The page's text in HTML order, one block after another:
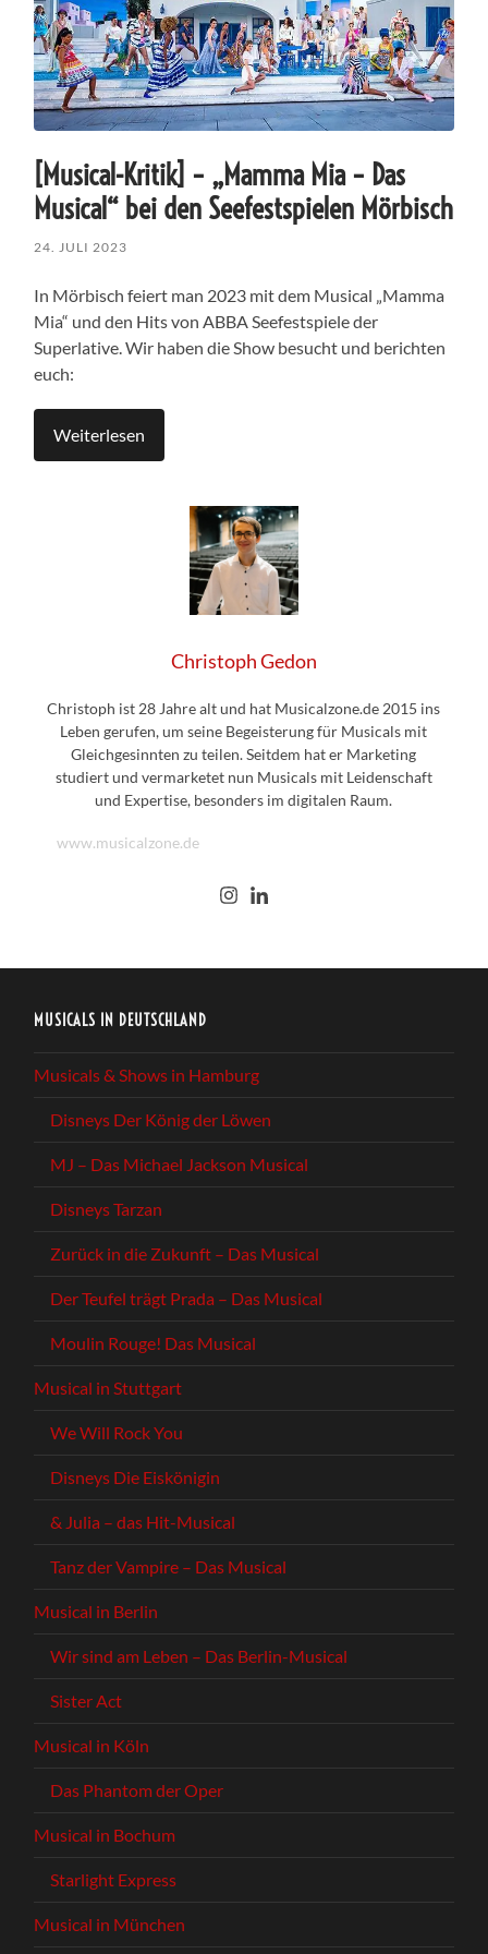
[Musical-Kritik] – „Mamma Mia – Das
Musical“ bei den Seefestspielen Mörbisch
24. JULI 2023
In Mörbisch feiert man 2023 mit dem Musical „Mamma
Mia“ und den Hits von ABBA Seefestspiele der
Superlative. Wir haben die Show besucht und berichten
euch:
Weiterlesen
Christoph Gedon
Christoph ist 28 Jahre alt und hat Musicalzone.de 2015 ins
Leben gerufen, um seine Begeisterung für Musicals mit
Gleichgesinnten zu teilen. Seitdem hat er Marketing
studiert und vermarketet nun Musicals mit Leidenschaft
und Expertise, besonders im digitalen Raum.
www.musicalzone.de
MUSICALS IN DEUTSCHLAND
Musicals & Shows in Hamburg
Disneys Der König der Löwen
MJ – Das Michael Jackson Musical
Disneys Tarzan
Zurück in die Zukunft – Das Musical
Der Teufel trägt Prada – Das Musical
Moulin Rouge! Das Musical
Musical in Stuttgart
We Will Rock You
Disneys Die Eiskönigin
& Julia – das Hit-Musical
Tanz der Vampire – Das Musical
Musical in Berlin
Wir sind am Leben – Das Berlin-Musical
Sister Act
Musical in Köln
Das Phantom der Oper
Musical in Bochum
Starlight Express
Musical in München